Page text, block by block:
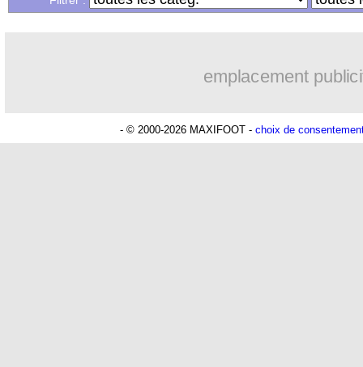
emplacement
- © 2000-2026 MAXIFOOT - choix de